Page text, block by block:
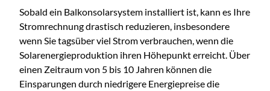
Sobald ein Balkonsolarsystem installiert ist, kann es Ihre
Stromrechnung drastisch reduzieren, insbesondere
wenn Sie tagsüber viel Strom verbrauchen, wenn die
Solarenergieproduktion ihren Höhepunkt erreicht. Über
einen Zeitraum von 5 bis 10 Jahren können die
Einsparungen durch niedrigere Energiepreise die